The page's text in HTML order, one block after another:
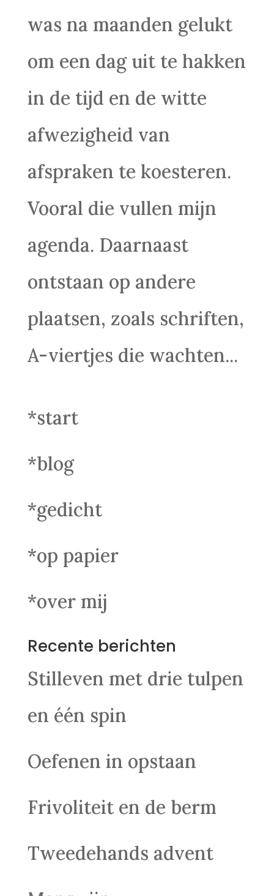
was na maanden gelukt
om een dag uit te hakken
in de tijd en de witte
afwezigheid van
afspraken te koesteren.
Vooral die vullen mijn
agenda. Daarnaast
ontstaan op andere
plaatsen, zoals schriften,
A-viertjes die wachten...
*start
*blog
*gedicht
*op papier
*over mij
Recente berichten
Stilleven met drie tulpen
en één spin
Oefenen in opstaan
Frivoliteit en de berm
Tweedehands advent